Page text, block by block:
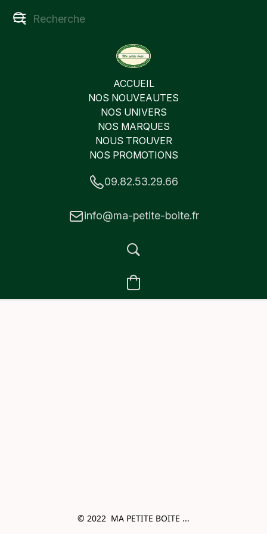
ACCUEIL
NOS NOUVEAUTES
NOS UNIVERS
NOS MARQUES
NOUS TROUVER
NOS PROMOTIONS
09.82.53.29.66
info@ma-petite-boite.fr
© 2022  MA PETITE BOITE ...